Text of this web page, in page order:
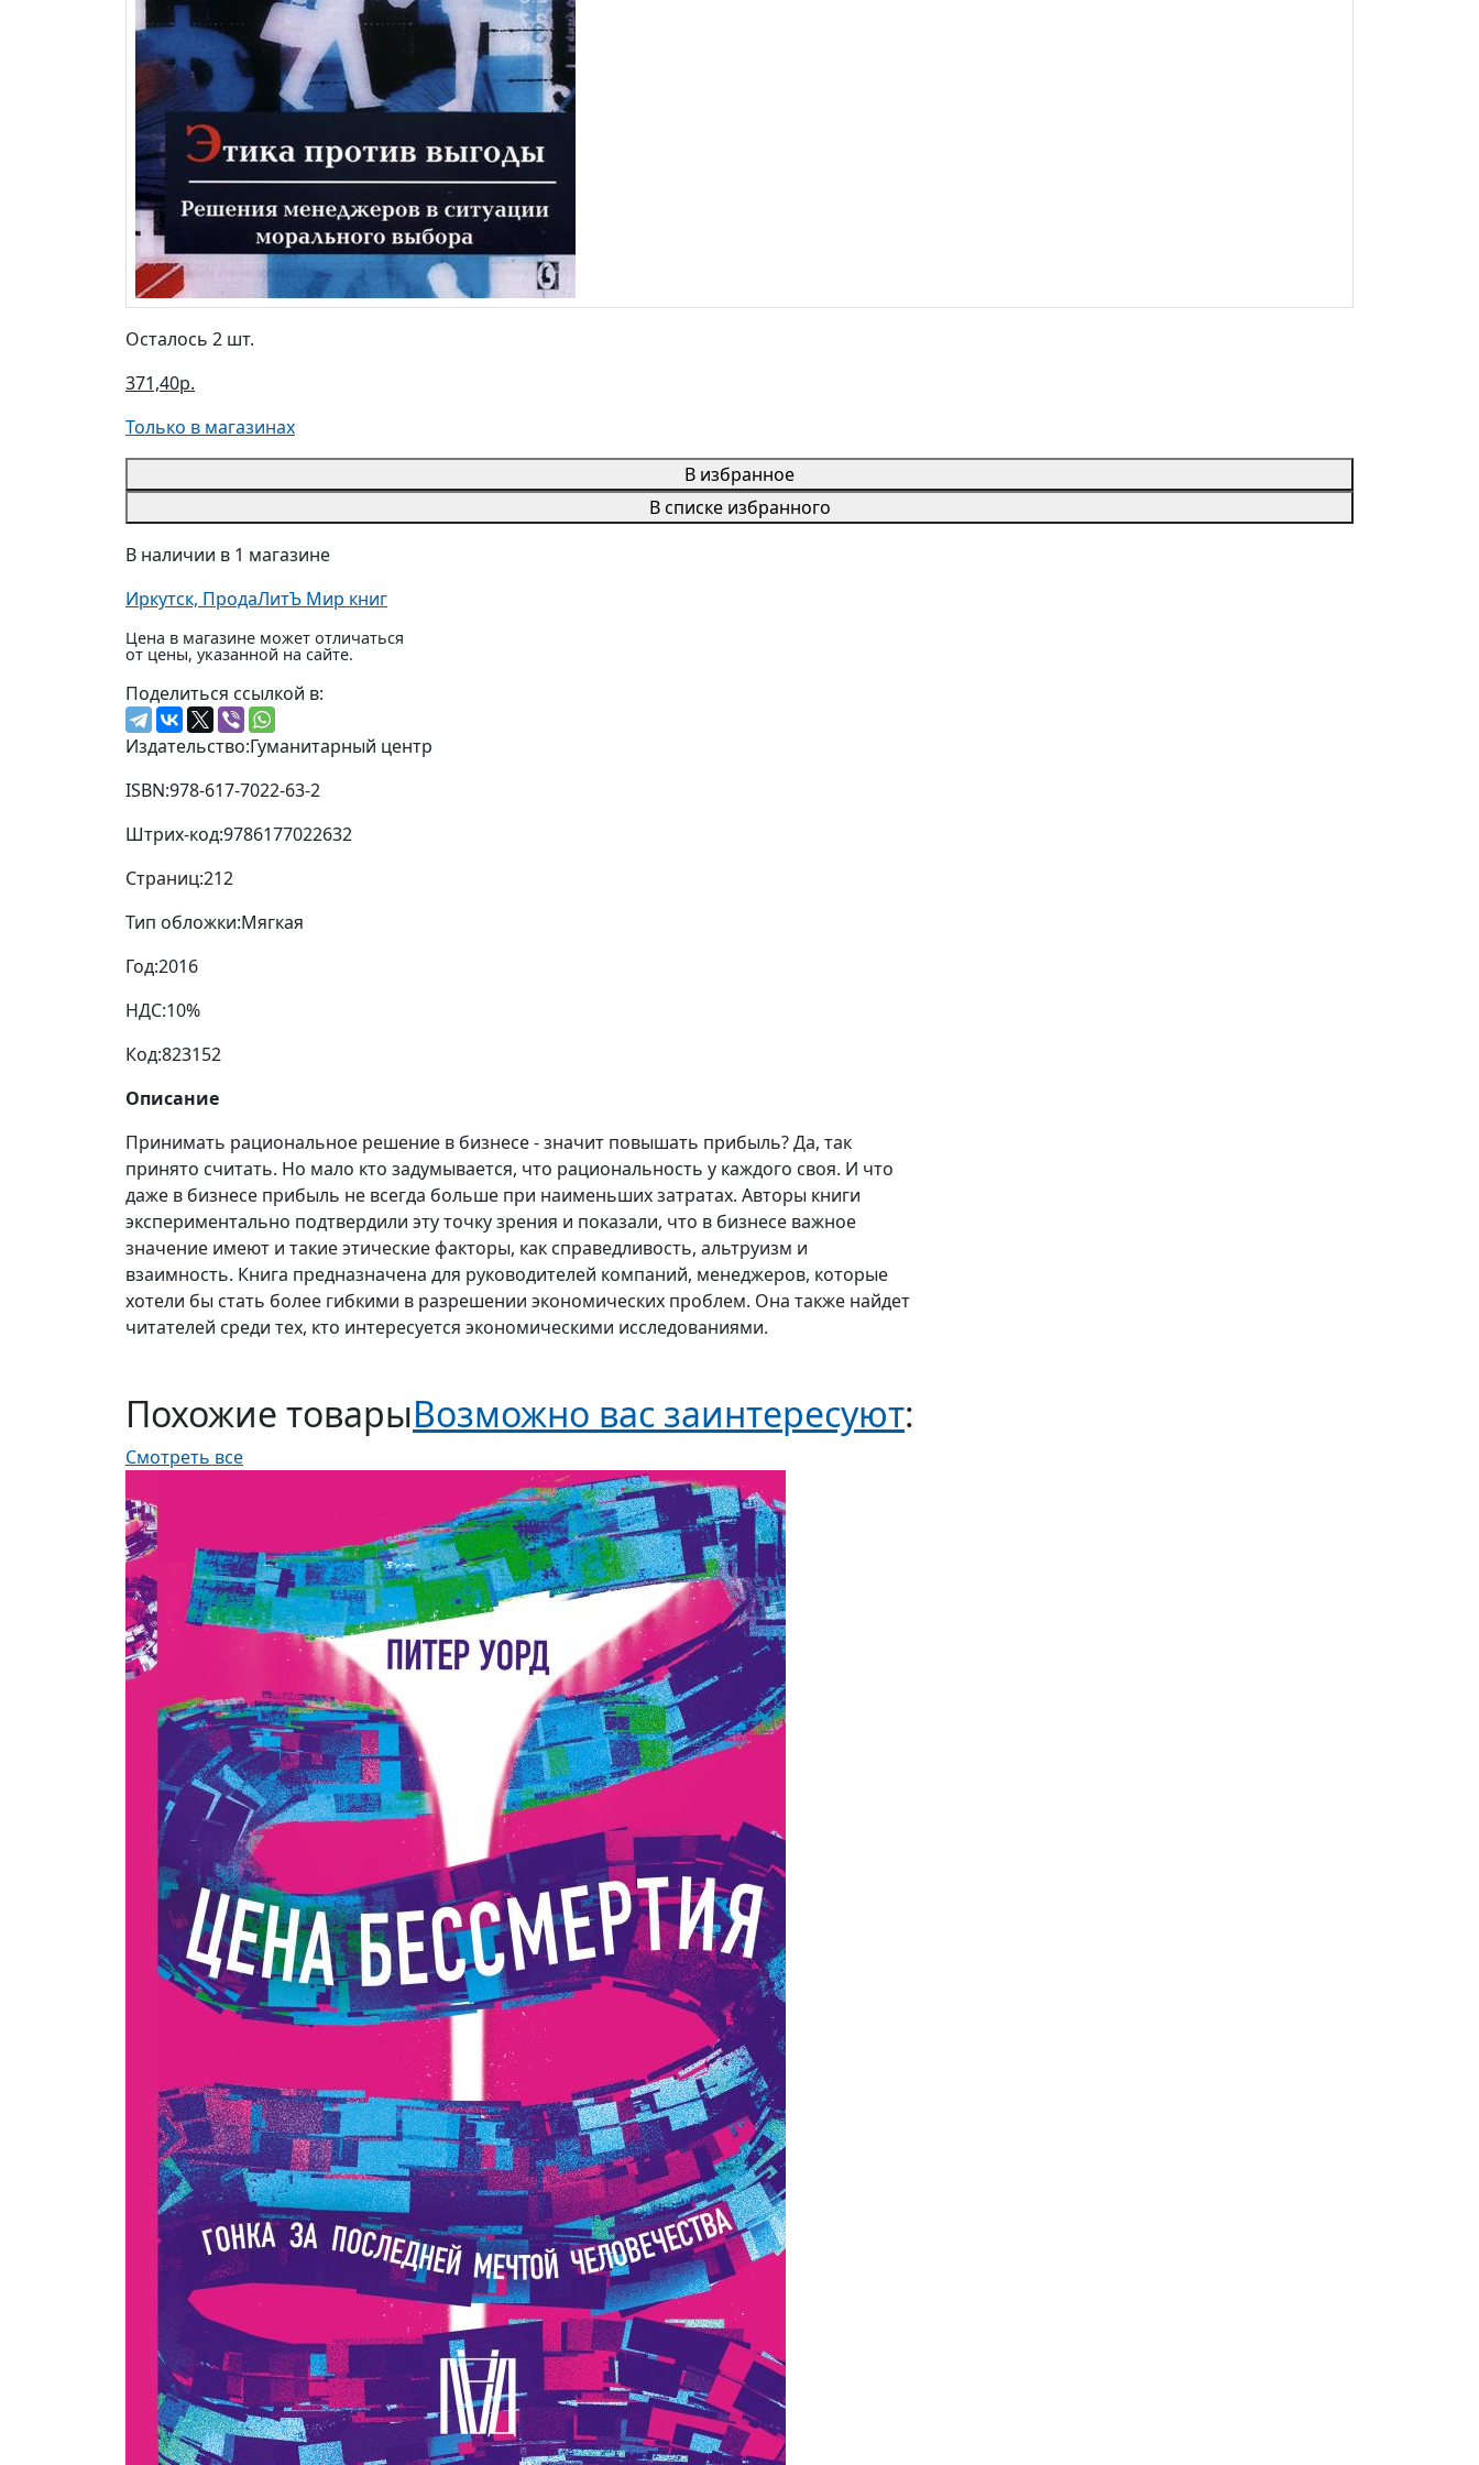
Осталось 2 шт.
371,40р.
Только в магазинах
В избранное
В списке избранного
В наличии в 1 магазине
Иркутск, ПродаЛитЪ Мир книг
Цена в магазине может отличаться
от цены, указанной на сайте.
Поделиться ссылкой в:
Издательство:Гуманитарный центр
ISBN:978-617-7022-63-2
Штрих-код:9786177022632
Страниц:212
Тип обложки:Мягкая
Год:2016
НДС:10%
Код:823152
Описание
Принимать рациональное решение в бизнесе - значит повышать прибыль? Да, так
принято считать. Но мало кто задумывается, что рациональность у каждого своя. И что
даже в бизнесе прибыль не всегда больше при наименьших затратах. Авторы книги
экспериментально подтвердили эту точку зрения и показали, что в бизнесе важное
значение имеют и такие этические факторы, как справедливость, альтруизм и
взаимность. Книга предназначена для руководителей компаний, менеджеров, которые
хотели бы стать более гибкими в разрешении экономических проблем. Она также найдет
читателей среди тех, кто интересуется экономическими исследованиями.
Похожие товарыВозможно вас заинтересуют:
Смотреть все